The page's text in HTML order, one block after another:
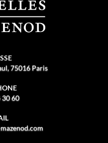
75016 Paris
30 60